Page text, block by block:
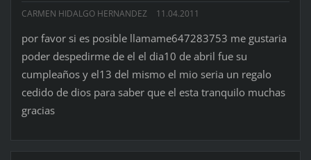
CARMEN HIDALGO HERNANDEZ 11.04.2011
por favor si es posible llamame647283753 me gustaria
poder despedirme de el el dia10 de abril fue su
cumpleaños y el13 del mismo el mio seria un regalo
cedido de dios para saber que el esta tranquilo muchas
gracias